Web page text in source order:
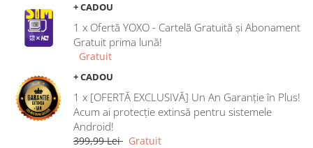
+ CADOU
1 x Ofertă YOXO - Cartelă Gratuită și Abonament
Gratuit prima lună!
Gratuit
+ CADOU
1 x [OFERTĂ EXCLUSIVĂ] Un An Garanție în Plus!
Acum ai protecție extinsă pentru sistemele
Android!
399,99 Lei Gratuit